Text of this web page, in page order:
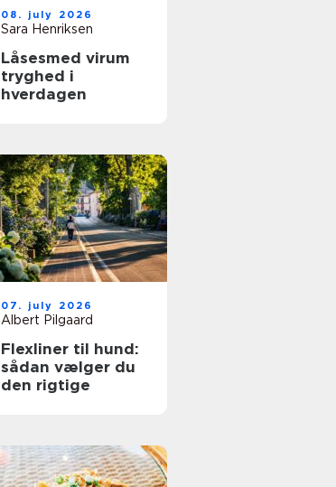
08. july 2026
Sara Henriksen
Låsesmed virum
tryghed i
hverdagen
07. july 2026
Albert Pilgaard
Flexliner til hund:
sådan vælger du
den rigtige